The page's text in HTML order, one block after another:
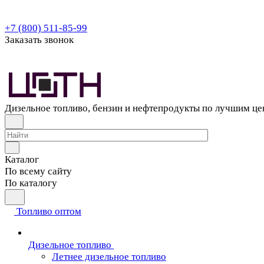
+7 (800) 511-85-99
Заказать звонок
Дизельное топливо, бензин и нефтепродукты по лучшим
Каталог
По всему сайту
По каталогу
Топливо оптом
Дизельное топливо
Летнее дизельное топливо